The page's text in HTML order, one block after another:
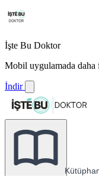
İşte Bu Doktor
Mobil uygulamada daha
İndir